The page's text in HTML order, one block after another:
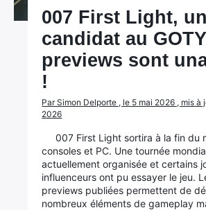
007 First Light,
candidat au
previews sont
!
Par Simon Delporte , le 5 mai 2026 , mis à
2026
007 First Light sortira à la fin du
consoles et PC. Une tournée
actuellement organisée et certains
influenceurs ont pu essayer le jeu.
previews publiées permettent de
nombreux éléments de gameplay